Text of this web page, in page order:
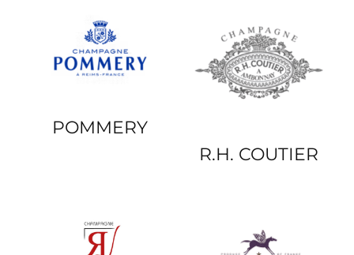
POMMERY
R.H. COUTIER